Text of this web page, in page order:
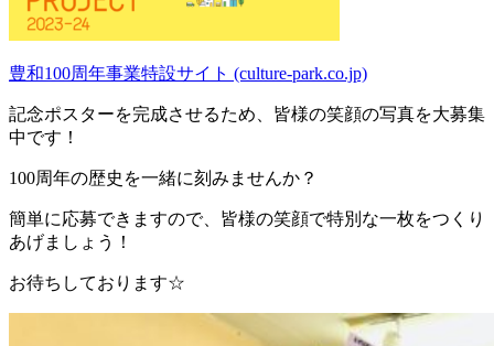
豊和100周年事業特設サイト (culture-park.co.jp)
記念ポスターを完成させるため、皆様の笑顔の写真を大募集
中です！
100周年の歴史を一緒に刻みませんか？
簡単に応募できますので、皆様の笑顔で特別な一枚をつくり
あげましょう！
お待ちしております☆